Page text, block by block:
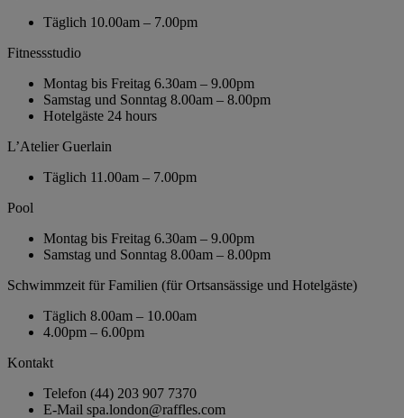
Täglich 10.00am – 7.00pm
Fitnessstudio
Montag bis Freitag 6.30am – 9.00pm
Samstag und Sonntag 8.00am – 8.00pm
Hotelgäste 24 hours
L’Atelier Guerlain
Täglich 11.00am – 7.00pm
Pool
Montag bis Freitag 6.30am – 9.00pm
Samstag und Sonntag 8.00am – 8.00pm
Schwimmzeit für Familien (für Ortsansässige und Hotelgäste)
Täglich 8.00am – 10.00am
4.00pm – 6.00pm
Kontakt
Telefon (44) 203 907 7370
E-Mail spa.london@raffles.com